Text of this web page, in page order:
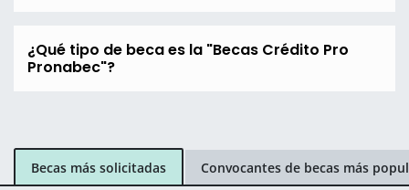
¿Qué tipo de beca es la "Becas Crédito Pro
Pronabec"?
Becas más solicitadas Convocantes de becas más